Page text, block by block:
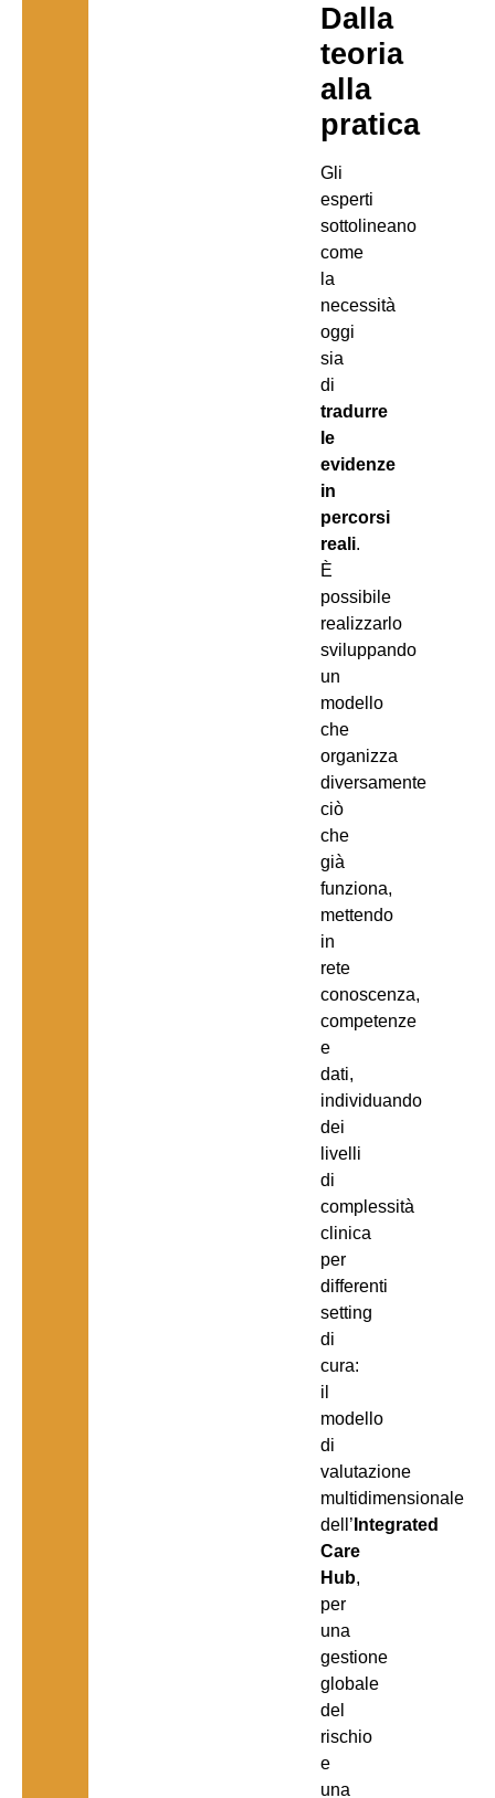
Dalla
teoria
alla
pratica
Gli
esperti
sottolineano
come
la
necessità
oggi
sia
di
tradurre
le
evidenze
in
percorsi
reali.
È
possibile
realizzarlo
sviluppando
un
modello
che
organizza
diversamente
ciò
che
già
funziona,
mettendo
in
rete
conoscenza,
competenze
e
dati,
individuando
dei
livelli
di
complessità
clinica
per
differenti
setting
di
cura:
il
modello
di
valutazione
multidimensionale
dell’ Integrated
Care
Hub,
per
una
gestione
globale
del
rischio
e
una